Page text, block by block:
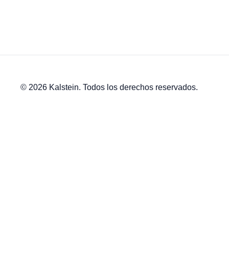
© 2026 Kalstein. Todos los derechos reservados.